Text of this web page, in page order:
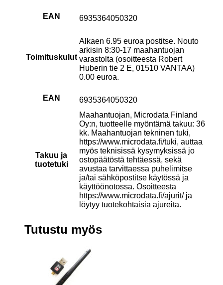
EAN 6935364050320
Toimituskulut
Alkaen 6.95 euroa postitse. Nouto
arkisin 8:30-17 maahantuojan
varastolta (osoitteesta Robert
Huberin tie 2 E, 01510 VANTAA)
0.00 euroa.
EAN 6935364050320
Takuu ja
tuotetuki
Maahantuojan, Microdata Finland
Oy:n, tuotteelle myöntämä takuu: 36
kk. Maahantuojan tekninen tuki,
https://www.microdata.fi/tuki, auttaa
myös teknisissä kysymyksissä jo
ostopäätöstä tehtäessä, sekä
avustaa tarvittaessa puhelimitse
ja/tai sähköpostitse käytössä ja
käyttöönotossa. Osoitteesta
https://www.microdata.fi/ajurit/ ja
löytyy tuotekohtaisia ajureita.
Tutustu myös